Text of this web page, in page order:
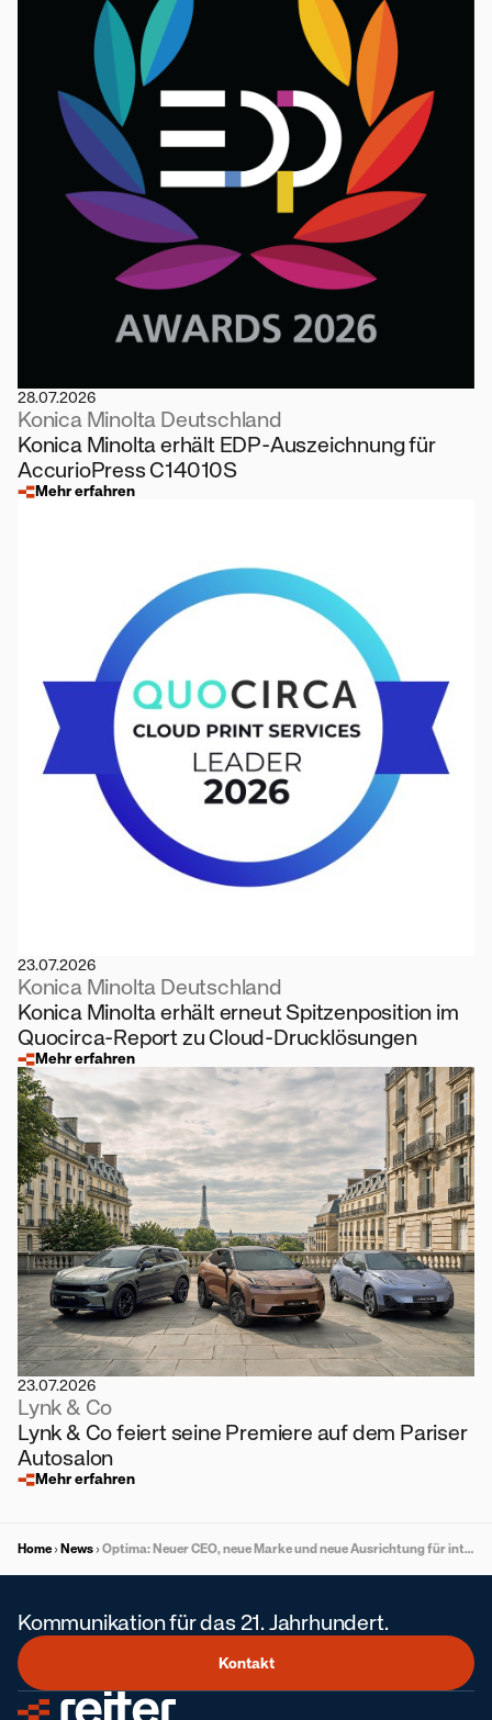
28.07.2026
Konica Minolta Deutschland
Konica Minolta erhält EDP-Auszeichnung für
AccurioPress C14010S
Mehr erfahren
23.07.2026
Konica Minolta Deutschland
Konica Minolta erhält erneut Spitzenposition im
Quocirca-Report zu Cloud-Drucklösungen
Mehr erfahren
23.07.2026
Lynk & Co
Lynk & Co feiert seine Premiere auf dem Pariser
Autosalon
Mehr erfahren
Home News Optima: Neuer CEO, neue Marke und neue Ausrichtung für intelligentes Energiemanagement nach Übernahme durch Heizma
Kommunikation für das 21. Jahrhundert.
Kontakt